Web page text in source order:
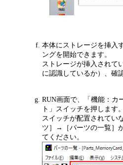
本体にストレージを挿入
ングを開始できます。
ストレージが挿入されて
に認識しているか）、確
RUN画面で、「機能：カ
ト」スイッチを押します。
スイッチが配置されてい
ツ］→［パーツの一覧］
てください。